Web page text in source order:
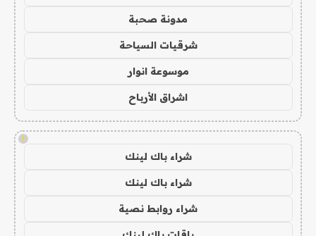
مدونة صحبة
شرقيات السياحة
موسوعة انوار
اشراق الأرباح
!
شراء باك لينك
شراء باك لينك
شراء روابط نصية